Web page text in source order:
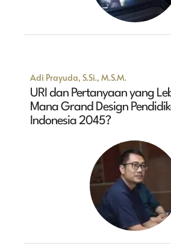
Adi Prayuda, S.Si., M.S.M.
URI dan Pertanyaan yang
Mana Grand Design
Indonesia 2045?